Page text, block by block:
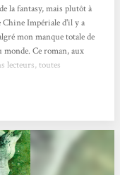
la fantasy, mais plutôt à
Impériale d'il y a
mon manque totale de
monde. Ce roman, aux
lecteurs, toutes
gigantesque, elle reste